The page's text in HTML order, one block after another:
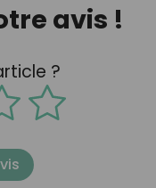
avis !
?